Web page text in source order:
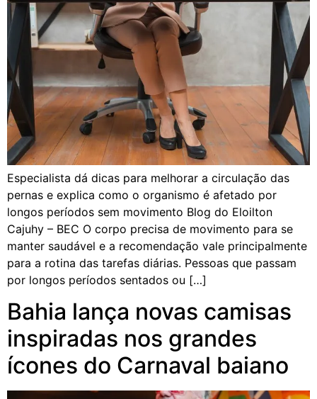
Especialista dá dicas para melhorar a circulação das
pernas e explica como o organismo é afetado por
longos períodos sem movimento Blog do Eloilton
Cajuhy – BEC O corpo precisa de movimento para se
manter saudável e a recomendação vale principalmente
para a rotina das tarefas diárias. Pessoas que passam
por longos períodos sentados ou […]
Bahia lança novas camisas
inspiradas nos grandes
ícones do Carnaval baiano